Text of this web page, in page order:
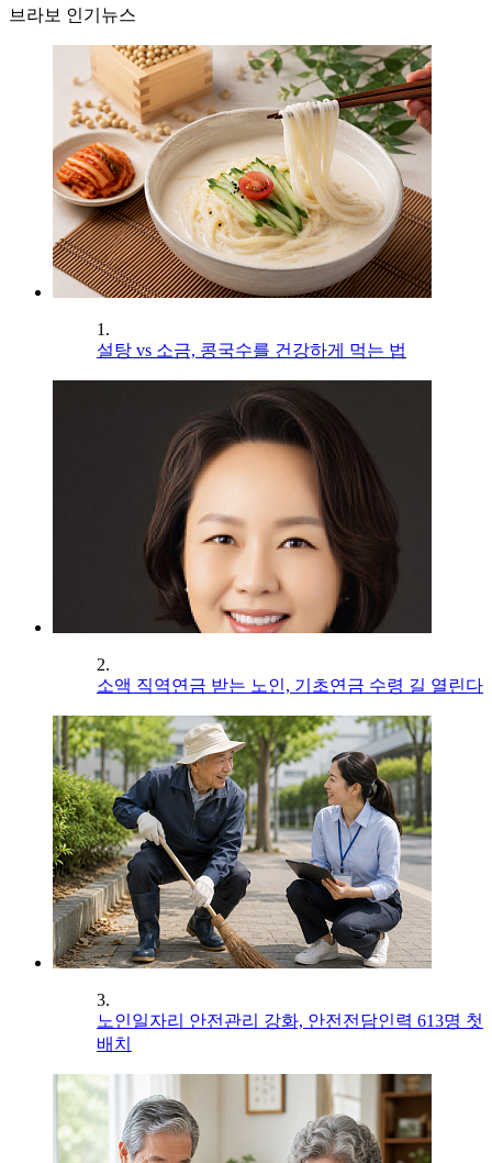
브라보 인기뉴스
1.
설탕 vs 소금, 콩국수를 건강하게 먹는 법
2.
소액 직역연금 받는 노인, 기초연금 수령 길 열린다
3.
노인일자리 안전관리 강화, 안전전담인력 613명 첫
배치